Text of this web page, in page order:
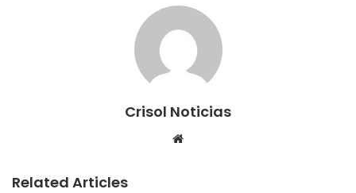
Crisol Noticias
Related Articles